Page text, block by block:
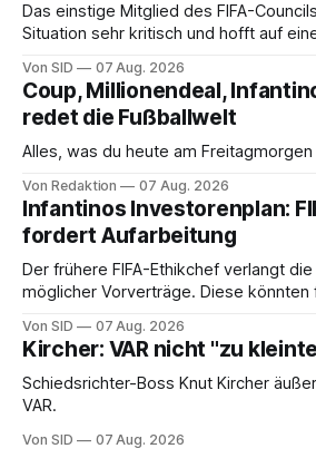
Das einstige Mitglied des FIFA-
Situation sehr kritisch und hofft auf
Von SID 07 Aug. 2026
Coup, Millionendeal,
redet die Fußballwelt
Alles, was du heute am
Von Redaktion 07 Aug. 2026
Infantinos Investorenplan:
fordert Aufarbeitung
Der frühere FIFA-Ethikchef verlangt
möglicher Vorverträge. Diese könnten
Von SID 07 Aug. 2026
Kircher: VAR nicht "zu
Schiedsrichter-Boss Knut Kircher
VAR.
Von SID 07 Aug. 2026